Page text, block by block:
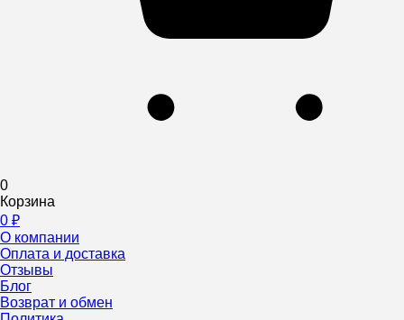
0
Корзина
0 ₽
О компании
Оплата и доставка
Отзывы
Блог
Возврат и обмен